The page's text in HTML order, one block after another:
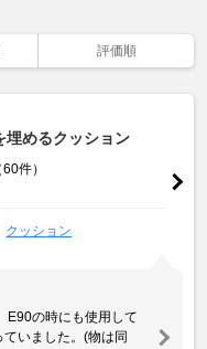
評価順
埋めるクッション
60件）
クッション
E90の時にも使用して
いました。(物は同